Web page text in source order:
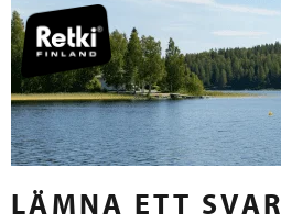
LÄMNA ETT SVAR